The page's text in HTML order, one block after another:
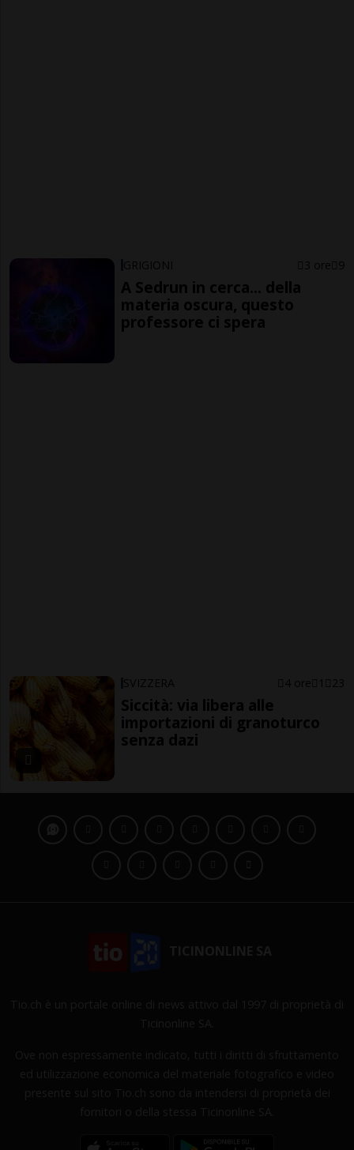
GRIGIONI 3 ore 9
A Sedrun in cerca... della
materia oscura, questo
professore ci spera
SVIZZERA 4 ore 1 23
Siccità: via libera alle
importazioni di granoturco
senza dazi